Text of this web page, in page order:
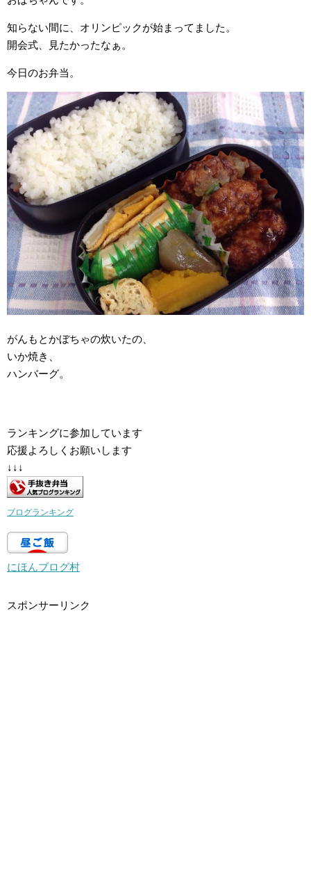
知らない間に、オリンピックが始まってました。
開会式、見たかったなぁ。
今日のお弁当。
がんもとかぼちゃの炊いたの、
いか焼き、
ハンバーグ。
ランキングに参加しています
応援よろしくお願いします
↓↓↓
ブログランキング
にほんブログ村
スポンサーリンク